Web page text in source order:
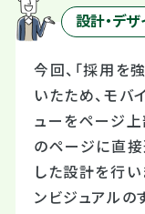
設計・デ
今回、「採用を
いたため、モバ
ューをページ
のページに直
した設計を行い
ンビジュアル